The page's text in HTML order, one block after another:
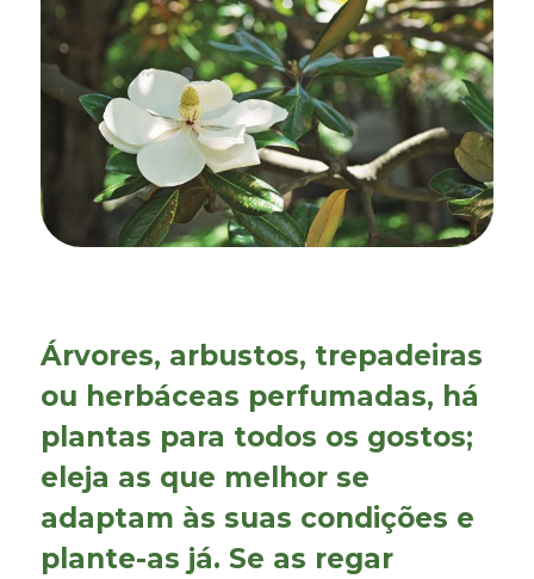
Árvores, arbustos, trepadeiras
ou herbáceas perfumadas, há
plantas para todos os gostos;
eleja as que melhor se
adaptam às suas condições e
plante-as já. Se as regar